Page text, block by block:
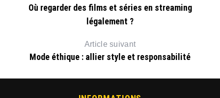
Où regarder des films et séries en streaming
légalement ?
Article suivant
Mode éthique : allier style et responsabilité